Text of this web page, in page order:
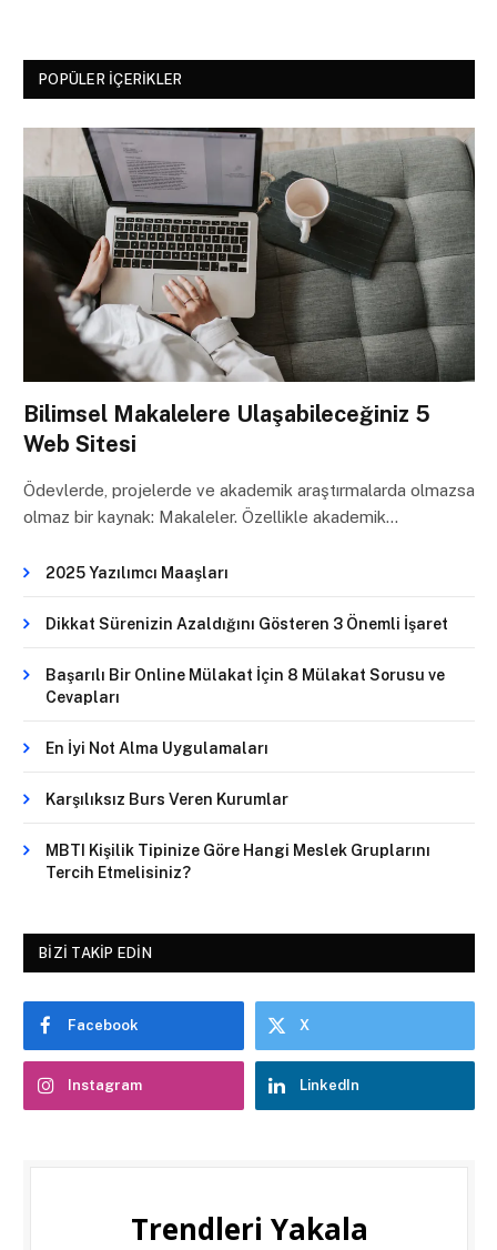
POPÜLER İÇERIKLER
Bilimsel Makalelere Ulaşabileceğiniz 5
Web Sitesi
Ödevlerde, projelerde ve akademik araştırmalarda olmazsa
olmaz bir kaynak: Makaleler. Özellikle akademik…
2025 Yazılımcı Maaşları
Dikkat Sürenizin Azaldığını Gösteren 3 Önemli İşaret
Başarılı Bir Online Mülakat İçin 8 Mülakat Sorusu ve
Cevapları
En İyi Not Alma Uygulamaları
Karşılıksız Burs Veren Kurumlar
MBTI Kişilik Tipinize Göre Hangi Meslek Gruplarını
Tercih Etmelisiniz?
BIZI TAKIP EDIN
Facebook X
Instagram LinkedIn
Trendleri Yakala